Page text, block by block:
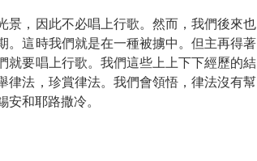
景，因此不必唱上行歌。然而，我們後來也
。這時我們就是在一種被擄中。但主再得著
就要唱上行歌。我們這些上上下下經歷的結
律法，珍賞律法。我們會領悟，律法沒有幫
安和耶路撒冷。